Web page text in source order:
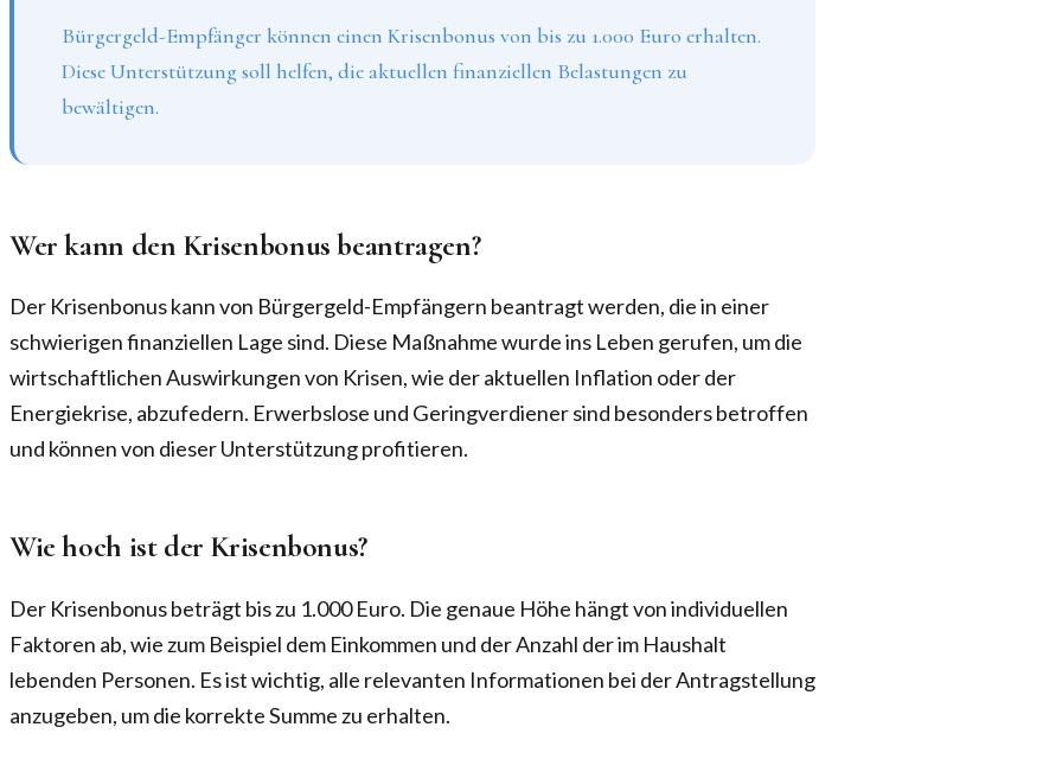
Bürgergeld-Empfänger können einen Krisenbonus von bis zu 1.000 Euro erhalten.
Diese Unterstützung soll helfen, die aktuellen finanziellen Belastungen zu
bewältigen.
Wer kann den Krisenbonus beantragen?
Der Krisenbonus kann von Bürgergeld-Empfängern beantragt werden, die in einer
schwierigen finanziellen Lage sind. Diese Maßnahme wurde ins Leben gerufen, um die
wirtschaftlichen Auswirkungen von Krisen, wie der aktuellen Inflation oder der
Energiekrise, abzufedern. Erwerbslose und Geringverdiener sind besonders betroffen
und können von dieser Unterstützung profitieren.
Wie hoch ist der Krisenbonus?
Der Krisenbonus beträgt bis zu 1.000 Euro. Die genaue Höhe hängt von individuellen
Faktoren ab, wie zum Beispiel dem Einkommen und der Anzahl der im Haushalt
lebenden Personen. Es ist wichtig, alle relevanten Informationen bei der Antragstellung
anzugeben, um die korrekte Summe zu erhalten.